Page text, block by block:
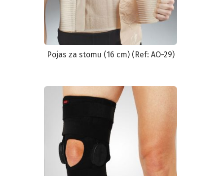
Pojas za stomu (16 cm) (Ref: AO-29)